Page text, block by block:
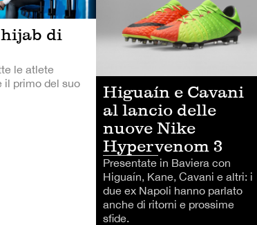
di
le atlete
il primo del suo
Higuaín e Cavani
al lancio delle
nuove Nike
Hypervenom 3
Presentate in Baviera con
Higuaín, Kane, Cavani e altri: i
due ex Napoli hanno parlato
anche di ritorni e prossime
sfide.